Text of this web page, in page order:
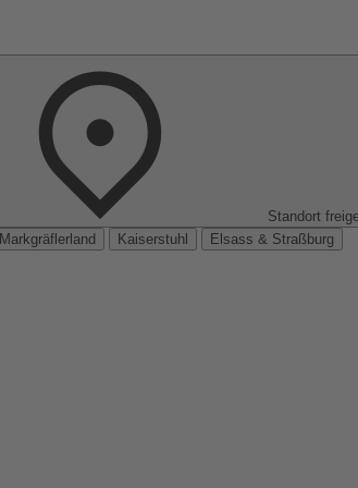
Standort
Markgräflerland Kaiserstuhl
Elsass & Straßburg